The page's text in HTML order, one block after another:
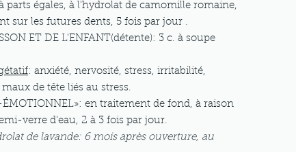
parts égales, à l'hydrolat de camomille romaine,
sur les futures dents, 5 fois par jour .
ET DE L'ENFANT(détente): 3 c. à soupe
: anxiété, nervosité, stress, irritabilité,
de tête liés au stress.
ÉMOTIONNEL»: en traitement de fond, à raison
verre d'eau, 2 à 3 fois par jour.
de lavande: 6 mois après ouverture, au